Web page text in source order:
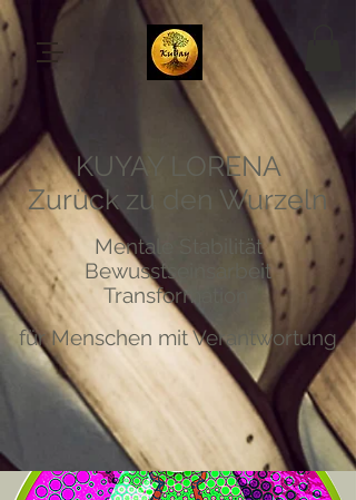
KUYAY LORENA
Zurück zu den Wurzeln
Mentale Stabilität
Bewusstseinsarbeit
Transformation
für Menschen mit Verantwortung